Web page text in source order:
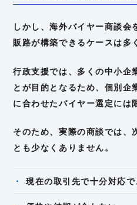
しかし、海外バイヤー商談会
販路が構築できるケースは多
行政支援では、多くの中小企
とが目的となるため、個別企
に合わせたバイヤー選定には
そのため、実際の商談では、
とも少なくありません。
現在の取引先で十分対応で